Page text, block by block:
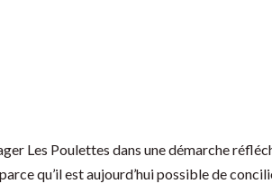
Les Poulettes dans une démarche
qu’il est aujourd’hui possible de